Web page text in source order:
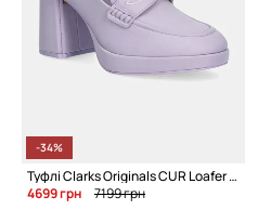
-34%
Туфлі Clarks Originals CUR Loafer 2
4699 грн
7199 грн